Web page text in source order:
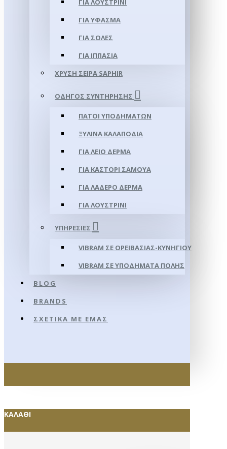
ΓΙΑ ΛΟΥΣΤΡΊΝΙ
ΓΙΑ ΥΦΑΣΜΑ
ΓΙΑ ΣΌΛΕΣ
ΓΙΑ ΙΠΠΑΣΊΑ
ΧΡΥΣΉ ΣΕΙΡΆ SAPHIR
ΟΔΗΓΌΣ ΣΥΝΤΉΡΗΣΗΣ
ΠΆΤΟΙ ΥΠΟΔΗΜΆΤΩΝ
ΞΎΛΙΝΑ ΚΑΛΑΠΌΔΙΑ
ΓΙΑ ΛΕΊΟ ΔΈΡΜΑ
ΓΙΑ ΚΑΣΤΌΡΙ ΣΑΜΟΎΑ
ΓΙΑ ΛΑΔΕΡΌ ΔΈΡΜΑ
ΓΙΑ ΛΟΥΣΤΡΊΝΙ
ΥΠΗΡΕΣΊΕΣ
VIBRAM ΣΕ ΟΡΕΙΒΑΣΊΑΣ-ΚΥΝΗΓΊΟΥ
VIBRAM ΣΕ ΥΠΟΔΉΜΑΤΑ ΠΌΛΗΣ
BLOG
BRANDS
ΣΧΕΤΙΚΆ ΜΕ ΕΜΆΣ
ΚΑΛΆΘΙ